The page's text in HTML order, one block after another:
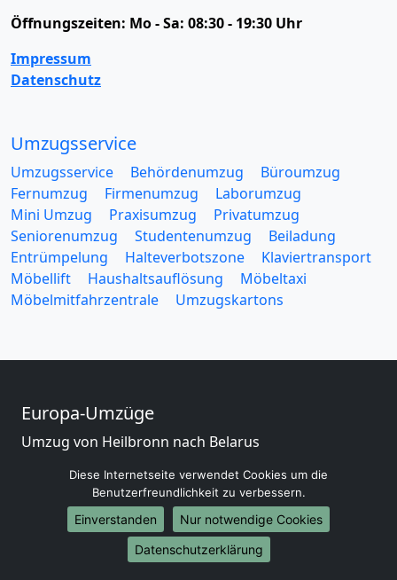
Öffnungszeiten: Mo - Sa: 08:30 - 19:30 Uhr
Impressum
Datenschutz
Umzugsservice
Umzugsservice Behördenumzug
Büroumzug
Fernumzug
Firmenumzug
Laborumzug
Mini Umzug
Praxisumzug
Privatumzug
Seniorenumzug
Studentenumzug
Beiladung
Entrümpelung
Halteverbotszone
Klaviertransport
Möbellift
Haushaltsauflösung
Möbeltaxi
Möbelmitfahrzentrale
Umzugskartons
Europa-Umzüge
Umzug von Heilbronn nach Belarus
Umzug von Heilbronn nach Bulgarien
Umzug von Heilbronn nach Dänemark
Umzug von Heilbronn nach England
Umzug von Heilbronn nach Portugal
Umzug von Heilbronn nach Bosnien
Diese Internetseite verwendet Cookies um die
Benutzerfreundlichkeit zu verbessern.
Einverstanden
Nur notwendige Cookies
Datenschutzerklärung